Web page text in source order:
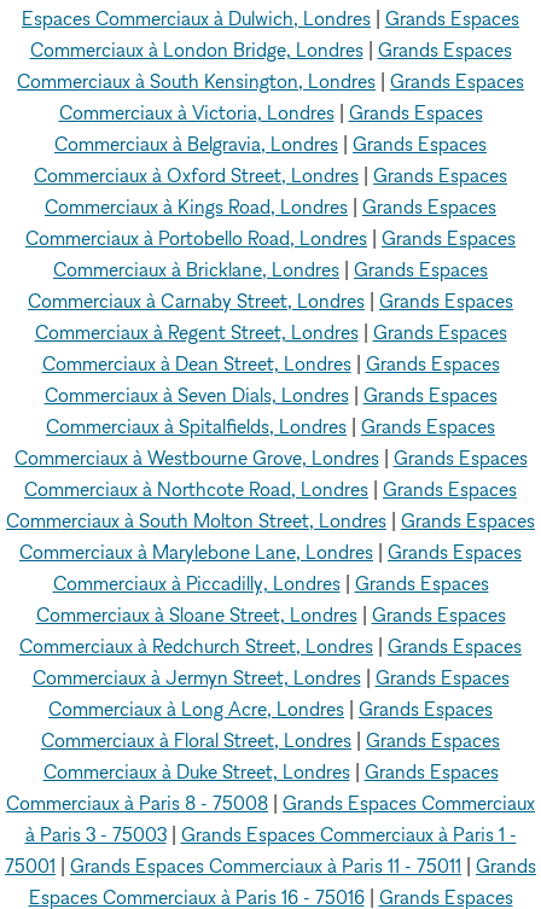
Espaces Commerciaux à Dulwich, Londres Grands Espaces
Commerciaux à London Bridge, Londres| Grands Espaces
Commerciaux à South Kensington, Londres Grands Espaces
Commerciaux à Victoria, Londres| Grands Espaces
Commerciaux à Belgravia, Londres Grands Espaces
Commerciaux à Oxford Street, Londres Grands Espaces
Commerciaux à Kings Road, Londres Grands Espaces
Commerciaux à Portobello Road, Londres Grands Espaces
Commerciaux à Bricklane, Londres Grands Espaces
Commerciaux à Carnaby Street, Londres Grands Espaces
Commerciaux à Regent Street, Londres| Grands Espaces
Commerciaux à Dean Street, Londres| Grands Espaces
Commerciaux à Seven Dials, Londres| Grands Espaces
Commerciaux à Spitalfields, Londres Grands Espaces
Commerciaux à Westbourne Grove, Londres| Grands Espaces
Commerciaux à Northcote Road, Londres Grands Espaces
Commerciaux à South Molton Street, Londres Grands Espaces
Commerciaux à Marylebone Lane, Londres Grands Espaces
Commerciaux à Piccadilly, Londres| Grands Espaces
Commerciaux à Sloane Street, Londres| Grands Espaces
Commerciaux à Redchurch Street, Londres Grands Espaces
Commerciaux à Jermyn Street, Londres| Grands Espaces
Commerciaux à Long Acre, Londres Grands Espaces
Commerciaux à Floral Street, Londres Grands Espaces
Commerciaux à Duke Street, Londres| Grands Espaces
Commerciaux à Paris 8 - 75008 Grands Espaces Commerciaux
à Paris 3 - 75003| Grands Espaces Commerciaux à Paris 1 -
75001
Grands Espaces Commerciaux à Paris 11 - 75011
Grands
Espaces Commerciaux à Paris 16 - 75016| Grands Espaces